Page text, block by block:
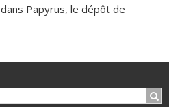
Papyrus, le dépôt de